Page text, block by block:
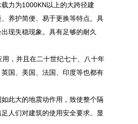
力为1000KN以上的大跨径建
养护简便、易于更换等特点。具
现失稳现象。具有足够的耐久
，并且在二十世纪七十、八十年
国、美国、法国、印度等也都有
此大的地震动作用，致使整个隔
人们对建筑的使用安全要求。显